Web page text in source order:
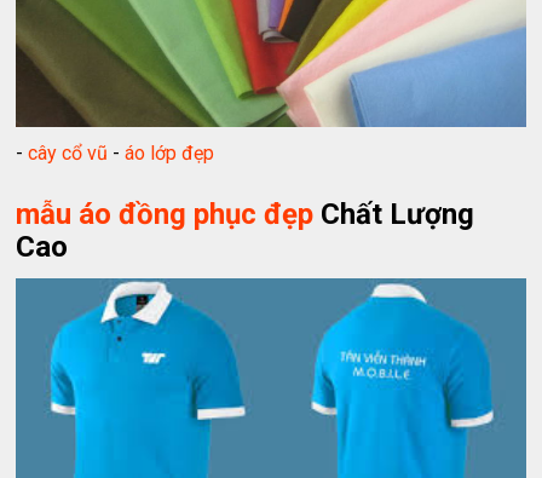
-cây cổ vũ -áo lớp đẹp
mẫu áo đồng phục đẹp Chất Lượng
Cao